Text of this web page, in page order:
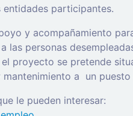
participantes.
y acompañamiento
las personas
proyecto se pretende
a un
le pueden interesar: